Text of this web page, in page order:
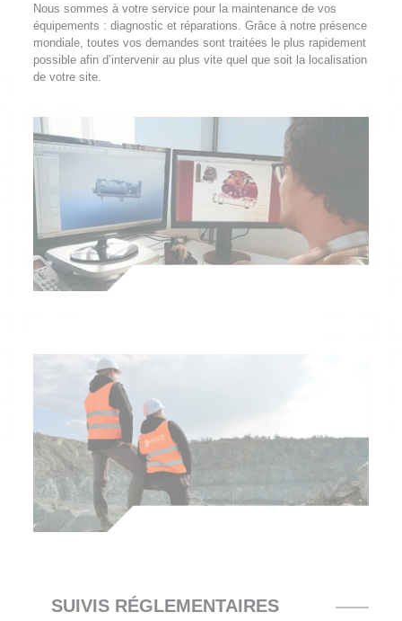
Nous sommes à votre service pour la maintenance de vos
équipements : diagnostic et réparations. Grâce à notre présence
mondiale, toutes vos demandes sont traitées le plus rapidement
possible afin d’intervenir au plus vite quel que soit la localisation
de votre site.
SUIVIS RÉGLEMENTAIRES